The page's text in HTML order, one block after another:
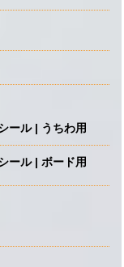
ール | うちわ用
ール | ボード用